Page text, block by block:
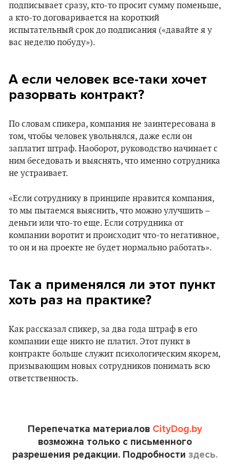
подписывает сразу, кто-то просит сумму поменьше,
а кто-то договаривается на короткий
испытательный срок до подписания («давайте я у
вас неделю побуду»).
А если человек все-таки хочет
разорвать контракт?
По словам спикера, компания не заинтересована в
том, чтобы человек увольнялся, даже если он
заплатит штраф. Наоборот, руководство начинает с
ним беседовать и выяснять, что именно сотрудника
не устраивает.
«Если сотруднику в принципе нравится компания,
то мы пытаемся выяснить, что можно улучшить –
деньги или что-то еще. Если сотрудника от
компании воротит и происходит что-то негативное,
то он и на проекте не будет нормально работать».
Так а применялся ли этот пункт
хоть раз на практике?
Как рассказал спикер, за два года штраф в его
компании еще никто не платил. Этот пункт в
контракте больше служит психологическим якорем,
призывающим новых сотрудников понимать всю
ответственность.
Перепечатка материалов CityDog.by
возможна только с письменного
разрешения редакции. Подробности здесь.